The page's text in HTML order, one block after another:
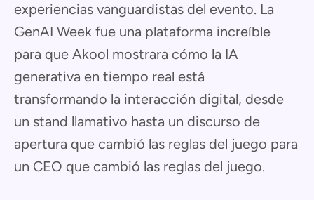
experiencias vanguardistas del evento. La
GenAI Week fue una plataforma increíble
para que Akool mostrara cómo la IA
generativa en tiempo real está
transformando la interacción digital, desde
un stand llamativo hasta un discurso de
apertura que cambió las reglas del juego para
un CEO que cambió las reglas del juego.